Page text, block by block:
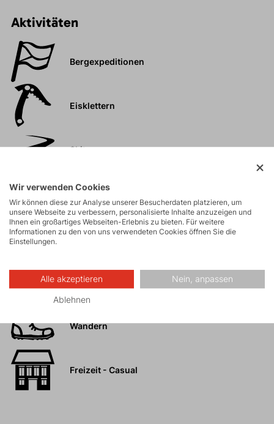
Aktivitäten
Bergexpeditionen
Eisklettern
Skitouren
Touren
Felsklettern und
Hochtouren
Wandern
Freizeit - Casual
Wir verwenden Cookies
Wir können diese zur Analyse unserer Besucherdaten platzieren, um
unsere Webseite zu verbessern, personalisierte Inhalte anzuzeigen und
Ihnen ein großartiges Webseiten-Erlebnis zu bieten. Für weitere
Informationen zu den von uns verwendeten Cookies öffnen Sie die
Einstellungen.
Alle akzeptieren Nein, anpassen
Ablehnen